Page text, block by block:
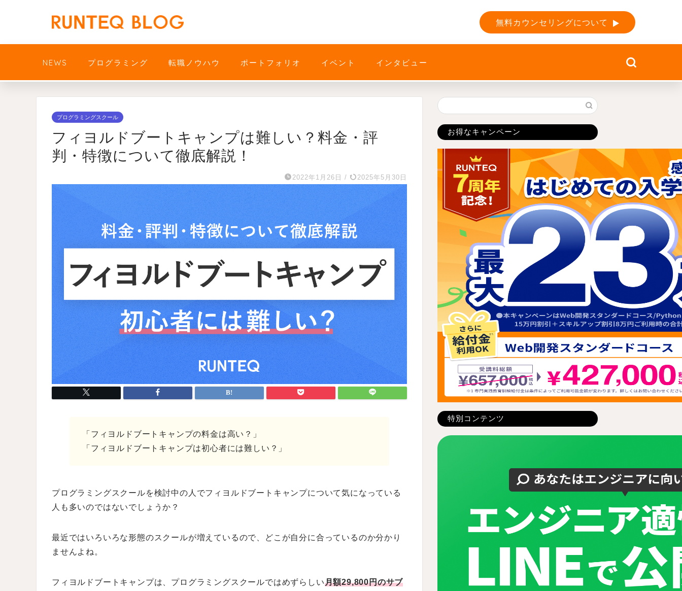
無料カウンセリングについて
NEWS プログラミング 転職ノウハウ ポートフォリオ イベント インタビュー
プログラミングスクール
フィヨルドブートキャンプは難しい？料金・評
判・特徴について徹底解説！
2022年1月26日 / 2025年5月30日
「フィヨルドブートキャンプの料金は高い？」
「フィヨルドブートキャンプは初心者には難しい？」
プログラミングスクールを検討中の人でフィヨルドブートキャンプについて気になっている
人も多いのではないでしょうか？
最近ではいろいろな形態のスクールが増えているので、どこが自分に合っているのか分かり
ませんよね。
フィヨルドブートキャンプは、プログラミングスクールではめずらしい月額29,800円のサブ
お得なキャンペーン
特別コンテンツ